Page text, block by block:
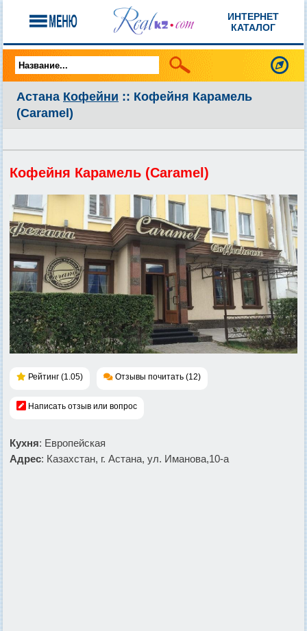
ИНТЕРНЕТ
КАТАЛОГ
Астана Кофейни :: Кофейня Карамель
(Caramel)
Кофейня Карамель (Caramel)
Рейтинг (1.05) Отзывы почитать (12)
Написать отзыв или вопрос
Кухня: Европейская
Адрес: Казахстан, г. Астана, ул. Иманова,10-а